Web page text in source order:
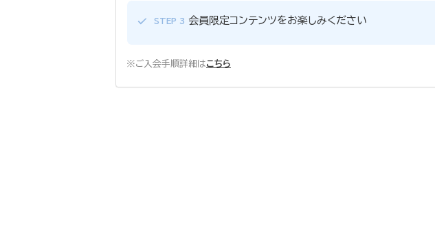
STEP 3 会員限定コンテンツをお楽しみください
※ご入会手順詳細はこちら